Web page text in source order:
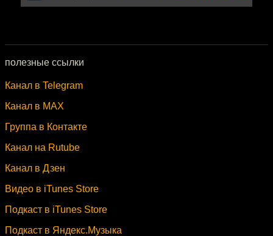
полезные ссылки
Канал в Telegram
Канал в MAX
Группа в Контакте
Канал на Rutube
Канал в Дзен
Видео в iTunes Store
Подкаст в iTunes Store
Подкаст в Яндекс.Музыка